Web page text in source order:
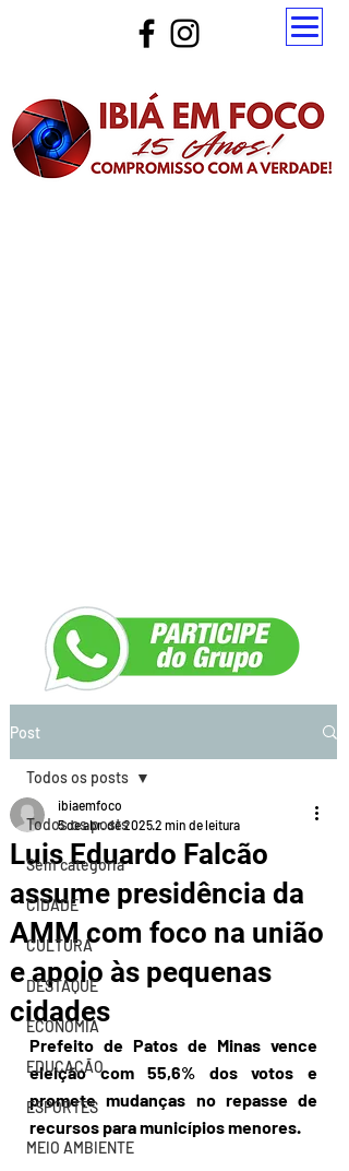
Post
Todos os posts
Sem categoria
CIDADE
CULTURA
DESTAQUE
ECONOMIA
EDUCAÇÃO
ESPORTES
MEIO AMBIENTE
Todos os posts
Luis Eduardo Falcão
assume presidência da
AMM com foco na união
e apoio às pequenas
cidades
ibiaemfoco
5 de abr. de 20252 min de leitura
Prefeito de Patos de Minas vence
eleição com 55,6% dos votos e
promete mudanças no repasse de
recursos para municípios menores.